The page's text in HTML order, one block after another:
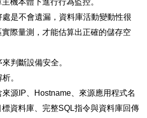
機本體下進行行為監控。
是不會遺漏，資料庫活動變動性很
際量測，才能估算出正確的儲存空
判斷設備安全。
。
源IP、Hostname、來源應用程式名
資料庫、完整SQL指令與資料庫回傳